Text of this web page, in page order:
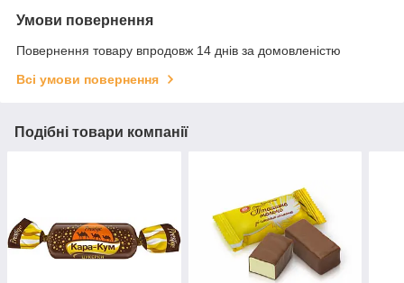
Умови повернення
Повернення товару впродовж 14 днів за домовленістю
Всі умови повернення
Подібні товари компанії